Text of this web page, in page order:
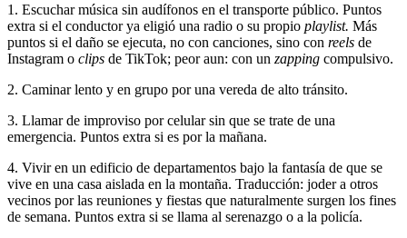
1. Escuchar música sin audífonos en el transporte público. Puntos
extra si el conductor ya eligió una radio o su propio playlist. Más
puntos si el daño se ejecuta, no con canciones, sino con reels de
Instagram o clips de TikTok; peor aun: con un zapping compulsivo.
2. Caminar lento y en grupo por una vereda de alto tránsito.
3. Llamar de improviso por celular sin que se trate de una
emergencia. Puntos extra si es por la mañana.
4. Vivir en un edificio de departamentos bajo la fantasía de que se
vive en una casa aislada en la montaña. Traducción: joder a otros
vecinos por las reuniones y fiestas que naturalmente surgen los fines
de semana. Puntos extra si se llama al serenazgo o a la policía.